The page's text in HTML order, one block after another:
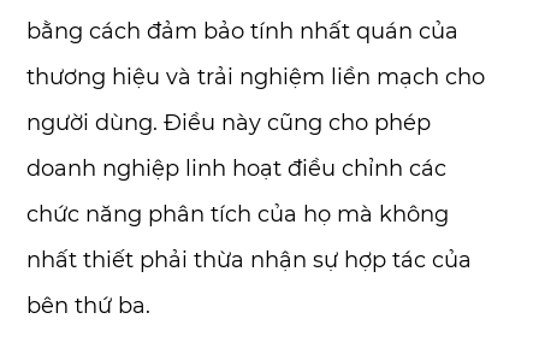
bằng cách đảm bảo tính nhất quán của
thương hiệu và trải nghiệm liền mạch cho
người dùng. Điều này cũng cho phép
doanh nghiệp linh hoạt điều chỉnh các
chức năng phân tích của họ mà không
nhất thiết phải thừa nhận sự hợp tác của
bên thứ ba.